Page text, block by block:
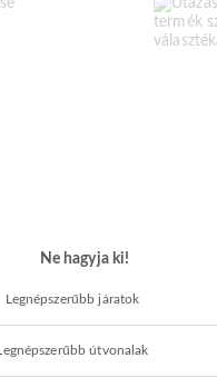
Ne hagyja ki!
Legnépszerűbb járatok
útvonalak